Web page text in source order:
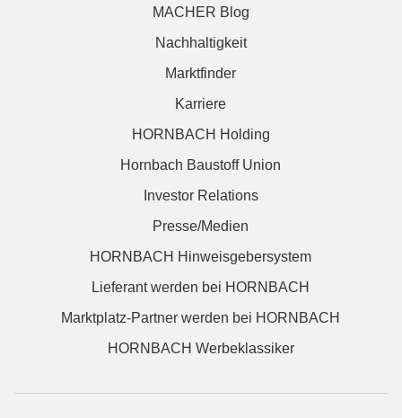
MACHER Blog
Nachhaltigkeit
Marktfinder
Karriere
HORNBACH Holding
Hornbach Baustoff Union
Investor Relations
Presse/Medien
HORNBACH Hinweisgebersystem
Lieferant werden bei HORNBACH
Marktplatz-Partner werden bei HORNBACH
HORNBACH Werbeklassiker